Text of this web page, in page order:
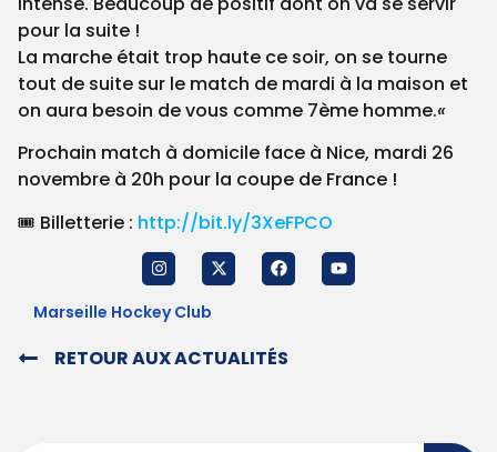
pour la suite !
La marche était trop haute ce soir, on se tourne
tout de suite sur le match de mardi à la maison et
on aura besoin de vous comme 7ème homme.«
Prochain match à domicile face à Nice, mardi 26
novembre à 20h pour la coupe de France !
🎟️ Billetterie : http://bit.ly/3XeFPCO
Marseille Hockey Club
RETOUR AUX ACTUALITÉS